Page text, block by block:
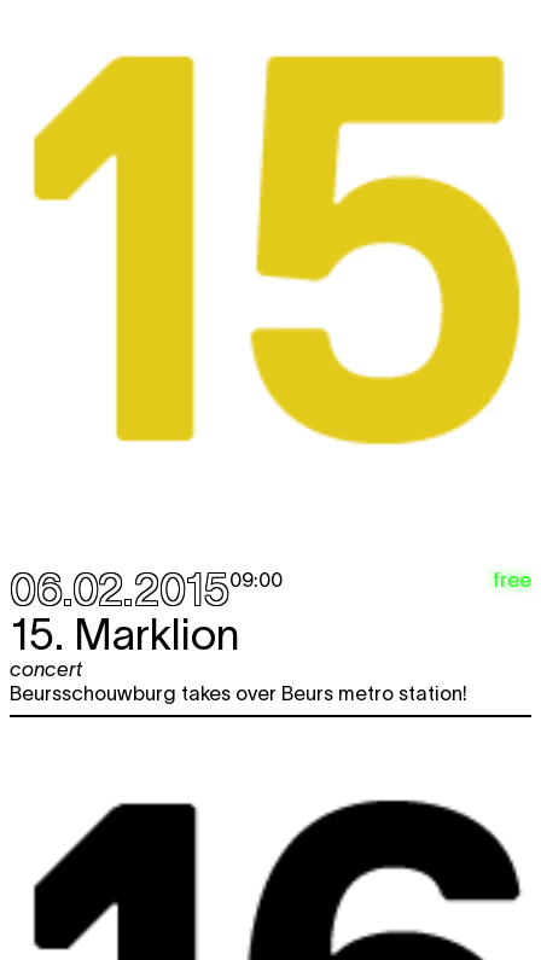
06.02.201509:00 free
15. Marklion
concert
Beursschouwburg takes over Beurs metro station!